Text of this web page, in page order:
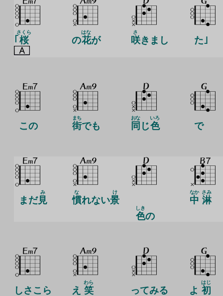
｢ 桜
さくら
の花
はな
が 咲
さ
きまし た｣
この 街
まち
でも 同
おな
じ色
いろ
で
まだ見
み
慣
な
れない景
け
色
しき
の
中
なか
淋
さみ
しさこら え 笑
わら
ってみる よ 初
はじ